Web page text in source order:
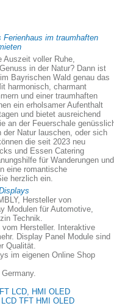
Ferienhaus im traumhaften
Auszeit voller Ruhe,
in der Natur? Dann ist
Bayrischen Wald genau das
harmonisch, charmant
und einer traumhaften
ein erholsamer Aufenthalt
und bietet ausreichend
an der Feuerschale
der Natur lauschen, oder sich
die seit 2023 neu
und Essen Catering
für Wanderungen und
eine romantische
herzlich ein.
Hersteller von
Modulen für Automotive,
Technik.
vom Hersteller. Interaktive
Display Panel Module sind
Qualität.
im eigenen Online Shop
LCD, HMI OLED
TFT HMI OLED